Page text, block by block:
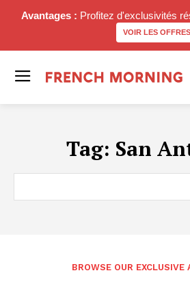
Avantages : Profitez d'exclusivités
VOIR LES OFFRES
Tag: San
BROWSE OUR EXCLUSIVE